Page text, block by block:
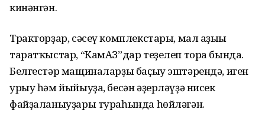
кинәнгән.
Тракторҙар, сәсеү комплекстары, мал аҙығы
таратҡыстар, “КамАЗ”дар теҙелеп тора бында.
Белгестәр мащиналарҙы баҫыу эштәрендә, иген
урыу һәм йыйыуҙа, бесән әҙерләүҙә нисек
файҙаланыуҙары тураһында һөйләгән.